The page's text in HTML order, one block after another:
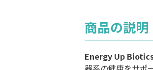
商品の説明
Energy Up